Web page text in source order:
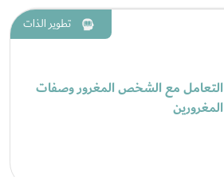
تطوير الذات
التعامل مع الشخص المغرور وصفات
المغرورين